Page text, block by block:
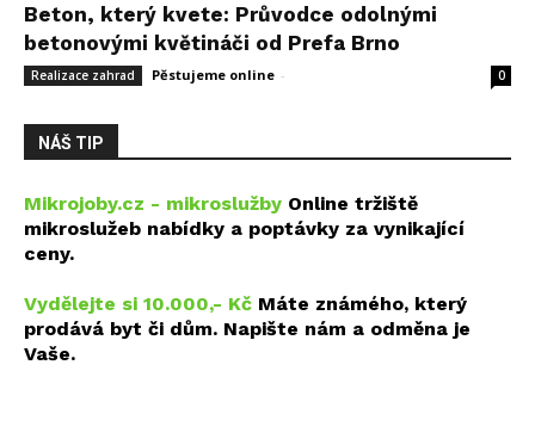
Beton, který kvete: Průvodce odolnými
betonovými květináči od Prefa Brno
Realizace zahrad Pěstujeme online - 0
NÁŠ TIP
Mikrojoby.cz - mikroslužby Online tržiště
mikroslužeb nabídky a poptávky za vynikající
ceny.
Vydělejte si 10.000,- Kč Máte známého, který
prodává byt či dům. Napište nám a odměna je
Vaše.